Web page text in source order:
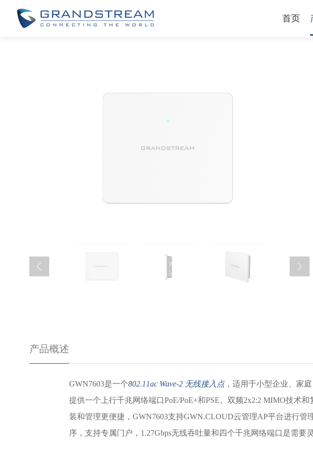
首页
产品概述
GWN7603是一个802.11ac Wave-2 无线接入点，适用于小型企业、家
提供一个上行千兆网络端口PoE/PoE+和PSE。双频2x2:2 MIMO技术
装和管理更便捷，GWN7603支持GWN.CLOUD云管理AP平台进行
序，支持专属门户， 1.27Gbps无线吞吐量和 四个千兆网络端口 是需要